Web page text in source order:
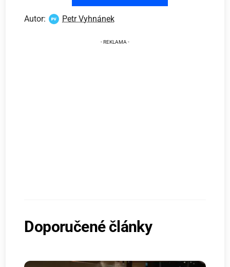
Autor: Petr Vyhnánek
Doporučené články